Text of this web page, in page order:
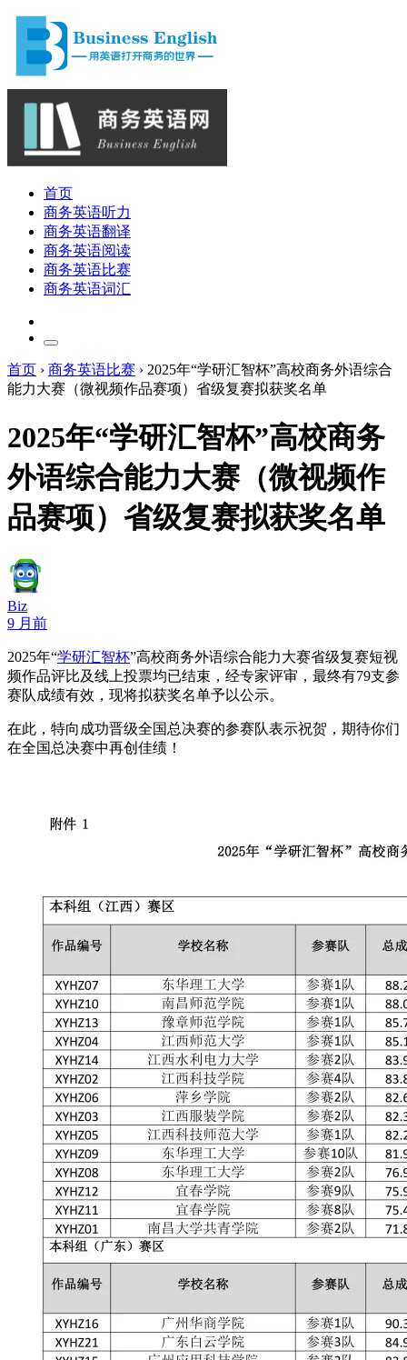
首页
商务英语听力
商务英语翻译
商务英语阅读
商务英语比赛
商务英语词汇
首页 › 商务英语比赛 › 2025年“学研汇智杯”高校商务外语综合
能力大赛（微视频作品赛项）省级复赛拟获奖名单
2025年“学研汇智杯”高校商务
外语综合能力大赛（微视频作
品赛项）省级复赛拟获奖名单
Biz
9 月前
2025年“学研汇智杯”高校商务外语综合能力大赛省级复赛短视
频作品评比及线上投票均已结束，经专家评审，最终有79支参
赛队成绩有效，现将拟获奖名单予以公示。
在此，特向成功晋级全国总决赛的参赛队表示祝贺，期待你们
在全国总决赛中再创佳绩！